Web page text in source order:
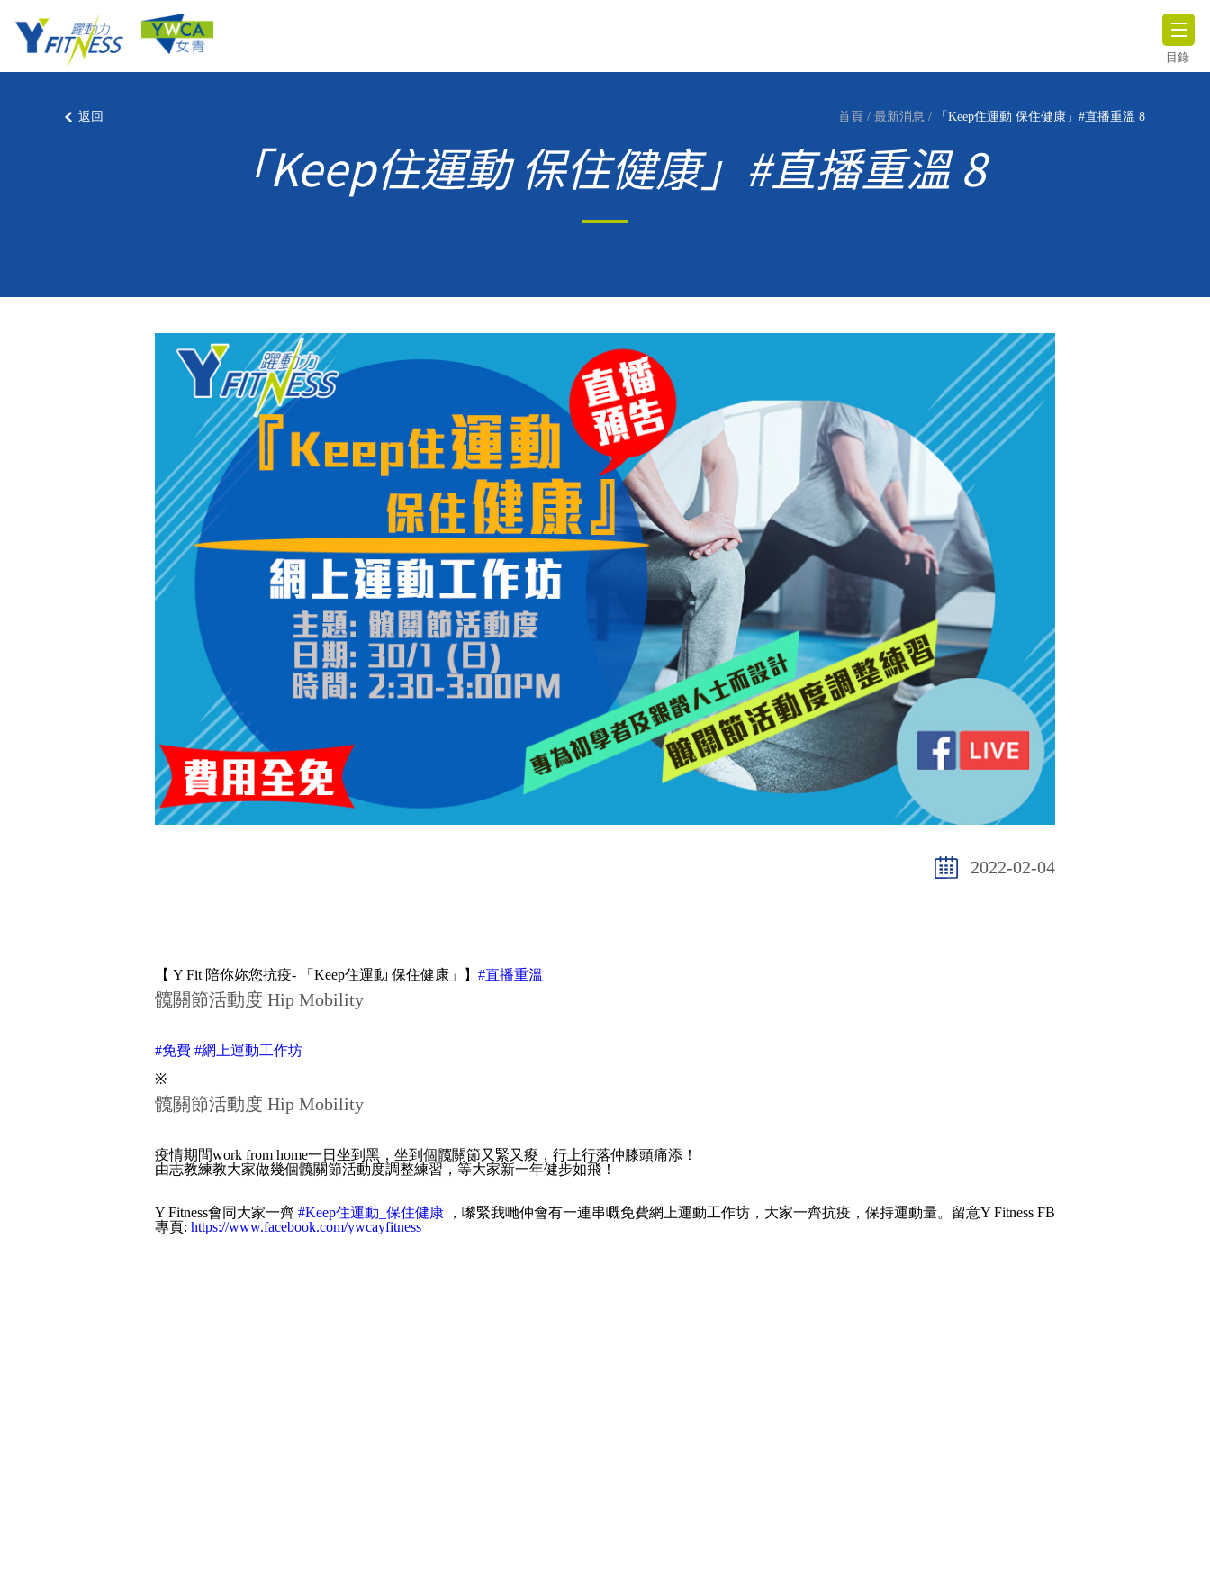
目錄
首頁 / 最新消息 / 「Keep住運動 保住健康」#直播重溫 8
返回
「Keep住運動 保住健康」#直播重溫 8
2022-02-04
【 Y Fit 陪你妳您抗疫- 「Keep住運動 保住健康」】 #直播重溫
髖關節活動度 Hip Mobility
#免費 #網上運動工作坊
※
髖關節活動度 Hip Mobility
疫情期間work from home一日坐到黑，坐到個髖關節又緊又痠，行上行落仲膝頭痛添！
由志教練教大家做幾個髖關節活動度調整練習，等大家新一年健步如飛！
Y Fitness會同大家一齊 #Keep住運動_保住健康 ，嚟緊我哋仲會有一連串嘅免費網上運動工作坊，大家一齊抗疫，保持運動量。留意Y Fitness FB
專頁: https://www.facebook.com/ywcayfitness